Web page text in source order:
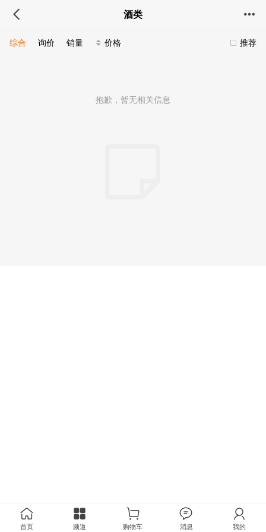
酒类
推荐
综合 询价 销量 价格
抱歉，暂无相关信息
首页 频道 购物车 消息 我的